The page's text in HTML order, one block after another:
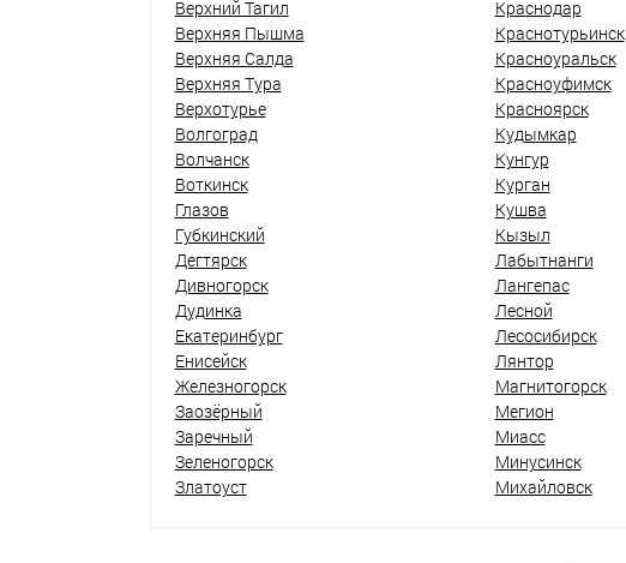
Верхний Тагил
Верхняя Пышма
Верхняя Салда
Верхняя Тура
Верхотурье
Волгоград
Волчанск
Воткинск
Глазов
Губкинский
Дегтярск
Дивногорск
Дудинка
Екатеринбург
Енисейск
Железногорск
Заозёрный
Заречный
Зеленогорск
Златоуст
Краснодар
Краснотурьинск
Красноуральск
Красноуфимск
Красноярск
Кудымкар
Кунгур
Курган
Кушва
Кызыл
Лабытнанги
Лангепас
Лесной
Лесосибирск
Лянтор
Магнитогорск
Мегион
Миасс
Минусинск
Михайловск